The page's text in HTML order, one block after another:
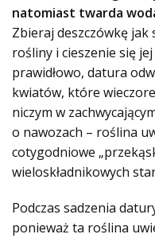
natomiast twarda
Zbieraj deszczówkę jak
rośliny i cieszenie się
prawidłowo, datura
kwiatów, które
niczym w
o nawozach – roślina
cotygodniowe
wieloskładnikowych
Podczas sadzenia
ponieważ ta roślina